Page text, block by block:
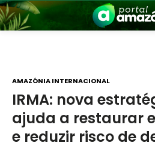
AMAZÔNIA INTERNACIONAL
IRMA: nova
ajuda a restaurar
e reduzir risco de